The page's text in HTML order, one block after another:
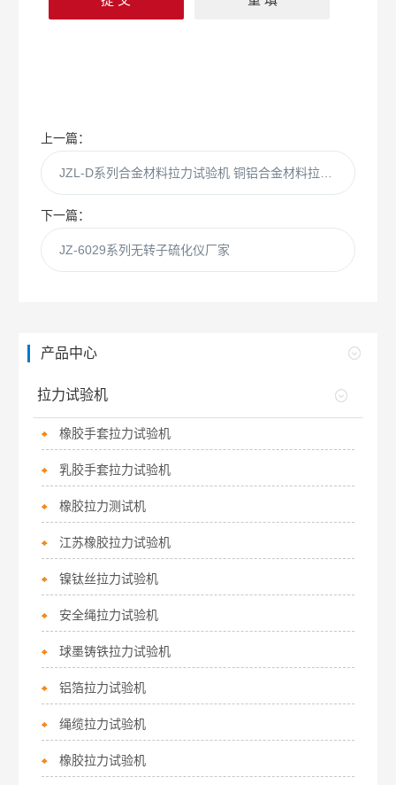
上一篇：
下一篇：
JZ-6029系列无转子硫化仪厂家
产品中心
拉力试验机
橡胶手套拉力试验机
乳胶手套拉力试验机
橡胶拉力测试机
江苏橡胶拉力试验机
镍钛丝拉力试验机
安全绳拉力试验机
球墨铸铁拉力试验机
铝箔拉力试验机
绳缆拉力试验机
橡胶拉力试验机